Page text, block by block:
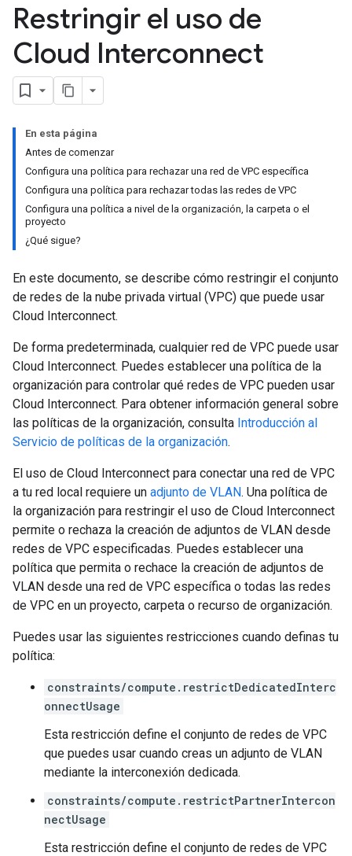
Restringir el uso de
Cloud Interconnect
En esta página
Antes de comenzar
Configura una política para rechazar una red de VPC específica
Configura una política para rechazar todas las redes de VPC
Configura una política a nivel de la organización, la carpeta o el
proyecto
¿Qué sigue?
En este documento, se describe cómo restringir el conjunto
de redes de la nube privada virtual (VPC) que puede usar
Cloud Interconnect.
De forma predeterminada, cualquier red de VPC puede usar
Cloud Interconnect. Puedes establecer una política de la
organización para controlar qué redes de VPC pueden usar
Cloud Interconnect. Para obtener información general sobre
las políticas de la organización, consulta Introducción al
Servicio de políticas de la organización.
El uso de Cloud Interconnect para conectar una red de VPC
a tu red local requiere un adjunto de VLAN. Una política de
la organización para restringir el uso de Cloud Interconnect
permite o rechaza la creación de adjuntos de VLAN desde
redes de VPC especificadas. Puedes establecer una
política que permita o rechace la creación de adjuntos de
VLAN desde una red de VPC específica o todas las redes
de VPC en un proyecto, carpeta o recurso de organización.
Puedes usar las siguientes restricciones cuando definas tu
política:
constraints/compute.restrictDedicatedInterc
onnectUsage
Esta restricción define el conjunto de redes de VPC
que puedes usar cuando creas un adjunto de VLAN
mediante la interconexión dedicada.
constraints/compute.restrictPartnerIntercon
nectUsage
Esta restricción define el conjunto de redes de VPC